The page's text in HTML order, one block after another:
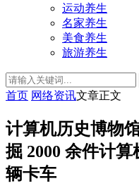
运动养生
名家养生
美食养生
旅游养生
首页 网络资讯文章正文
计算机历史博物
掘 2000 余件计
辆卡车